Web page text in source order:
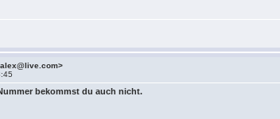
bekommst du auch nicht.